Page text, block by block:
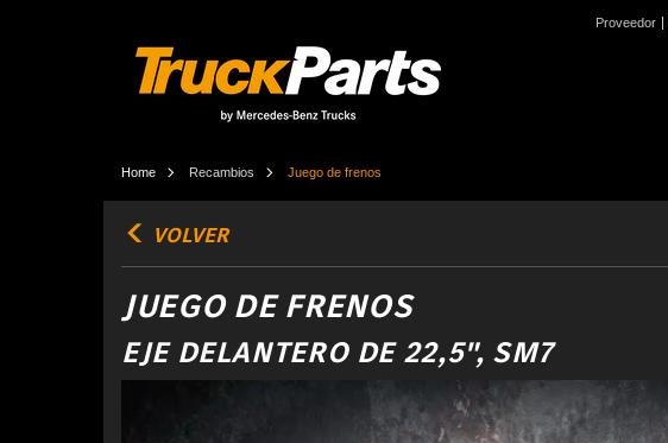
Proveedor
Home Recambios Juego de frenos
VOLVER
JUEGO DE FRENOS
EJE DELANTERO DE 22,5", SM7